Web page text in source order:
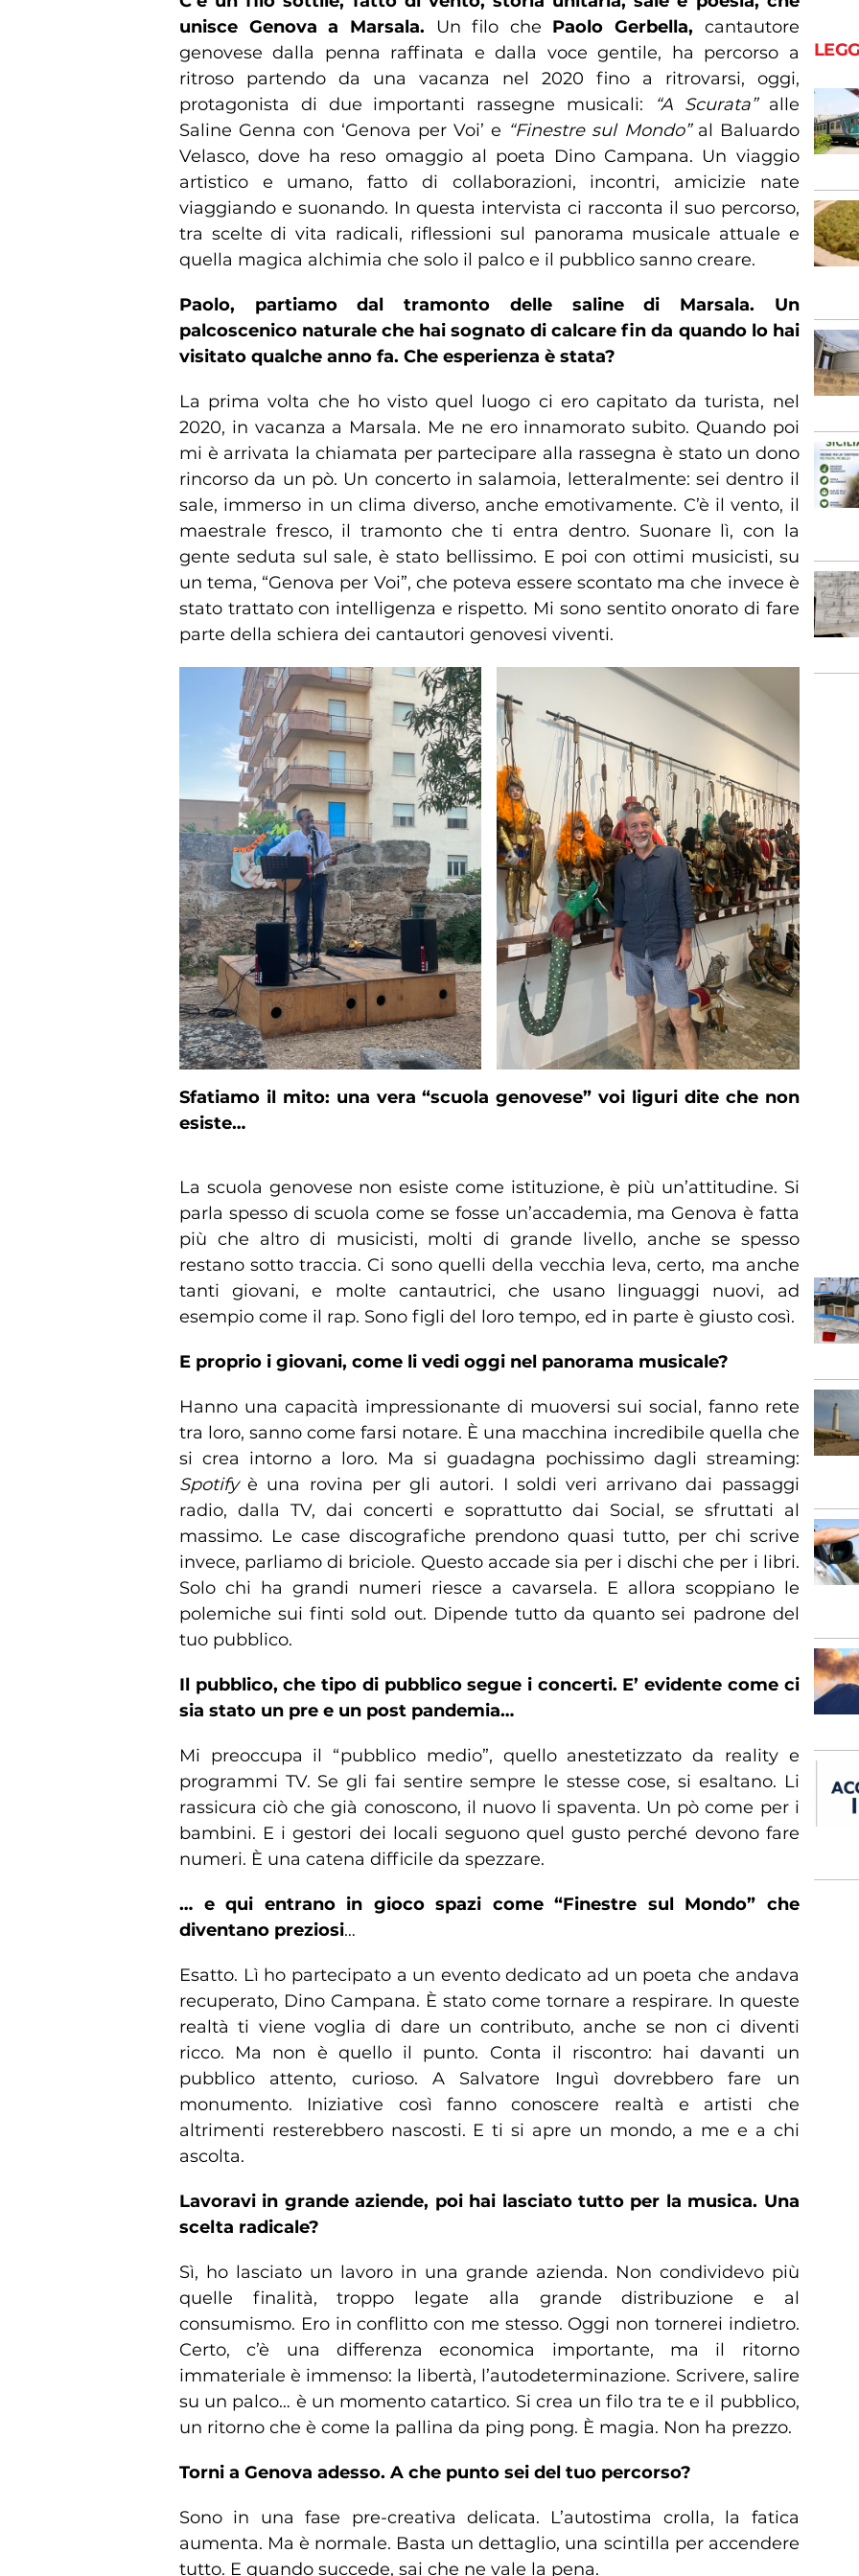
unisce Genova a Marsala.
Un filo che Paolo Gerbella, cantautore
genovese dalla penna raffinata e dalla voce gentile, ha percorso a
ritroso partendo da una vacanza nel 2020 fino a ritrovarsi, oggi,
protagonista di due importanti rassegne musicali:
“A Scurata”alle
Saline Genna con ‘Genova per Voi’ e “Finestre sul Mondo”al Baluardo
Velasco, dove ha reso omaggio al poeta Dino Campana. Un viaggio
artistico e umano, fatto di collaborazioni, incontri, amicizie nate
viaggiando e suonando. In questa intervista ci racconta il suo percorso,
tra scelte di vita radicali, riflessioni sul panorama musicale attuale e
quella magica alchimia che solo il palco e il pubblico sanno creare.
Paolo, partiamo dal tramonto delle saline di Marsala. Un
palcoscenico naturale che hai sognato di calcare fin da quando lo hai
visitato qualche anno fa. Che esperienza è stata?
La prima volta che ho visto quel luogo ci ero capitato da turista, nel
2020, in vacanza a Marsala. Me ne ero innamorato subito. Quando poi
mi è arrivata la chiamata per partecipare alla rassegna è stato un dono
rincorso da un pò. Un concerto in salamoia, letteralmente: sei dentro il
sale, immerso in un clima diverso, anche emotivamente. C’è il vento, il
maestrale fresco, il tramonto che ti entra dentro. Suonare lì, con la
gente seduta sul sale, è stato bellissimo. E poi con ottimi musicisti, su
un tema, “Genova per Voi”, che poteva essere scontato ma che invece è
stato trattato con intelligenza e rispetto. Mi sono sentito onorato di fare
parte della schiera dei cantautori genovesi viventi.
Sfatiamo il mito: una vera “scuola genovese” voi liguri dite che non
esiste…
La scuola genovese non esiste come istituzione, è più un’attitudine. Si
parla spesso di scuola come se fosse un’accademia, ma Genova è fatta
più che altro di musicisti, molti di grande livello, anche se spesso
restano sotto traccia. Ci sono quelli della vecchia leva, certo, ma anche
tanti giovani, e molte cantautrici, che usano linguaggi nuovi, ad
esempio come il rap. Sono figli del loro tempo, ed in parte è giusto così.
E proprio i giovani, come li vedi oggi nel panorama musicale?
Hanno una capacità impressionante di muoversi sui social, fanno rete
tra loro, sanno come farsi notare. È una macchina incredibile quella che
si crea intorno a loro. Ma si guadagna pochissimo dagli streaming:
Spotifyè una rovina per gli autori. I soldi veri arrivano dai passaggi
radio, dalla TV, dai concerti e soprattutto dai Social, se sfruttati al
massimo. Le case discografiche prendono quasi tutto, per chi scrive
invece, parliamo di briciole. Questo accade sia per i dischi che per i libri.
Solo chi ha grandi numeri riesce a cavarsela. E allora scoppiano le
polemiche sui finti sold out. Dipende tutto da quanto sei padrone del
tuo pubblico.
Il pubblico, che tipo di pubblico segue i concerti. E’ evidente come ci
sia stato un pre e un post pandemia…
Mi preoccupa il “pubblico medio”, quello anestetizzato da reality e
programmi TV. Se gli fai sentire sempre le stesse cose, si esaltano. Li
rassicura ciò che già conoscono, il nuovo li spaventa. Un pò come per i
bambini. E i gestori dei locali seguono quel gusto perché devono fare
numeri. È una catena difficile da spezzare.
… e qui entrano in gioco spazi come “Finestre sul Mondo” che
diventano preziosi…
Esatto. Lì ho partecipato a un evento dedicato ad un poeta che andava
recuperato, Dino Campana. È stato come tornare a respirare. In queste
realtà ti viene voglia di dare un contributo, anche se non ci diventi
ricco. Ma non è quello il punto. Conta il riscontro: hai davanti un
pubblico attento, curioso. A Salvatore Inguì dovrebbero fare un
monumento. Iniziative così fanno conoscere realtà e artisti che
altrimenti resterebbero nascosti. E ti si apre un mondo, a me e a chi
ascolta.
Lavoravi in grande aziende, poi hai lasciato tutto per la musica. Una
scelta radicale?
Sì, ho lasciato un lavoro in una grande azienda. Non condividevo più
quelle finalità, troppo legate alla grande distribuzione e al
consumismo. Ero in conflitto con me stesso. Oggi non tornerei indietro.
Certo, c’è una differenza economica importante, ma il ritorno
immateriale è immenso: la libertà, l’autodeterminazione. Scrivere, salire
su un palco… è un momento catartico. Si crea un filo tra te e il pubblico,
un ritorno che è come la pallina da ping pong. È magia. Non ha prezzo.
Torni a Genova adesso. A che punto sei del tuo percorso?
Sono in una fase pre-creativa delicata. L’autostima crolla, la fatica
aumenta. Ma è normale. Basta un dettaglio, una scintilla per accendere
tutto. E quando succede, sai che ne vale la pena.